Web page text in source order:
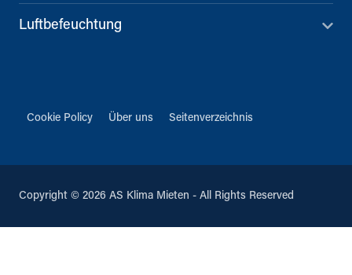
Luftbefeuchtung
Cookie Policy Über uns Seitenverzeichnis
Copyright © 2026 AS Klima Mieten - All Rights Reserved